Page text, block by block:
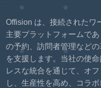
Offision は、接続されたワ
主要プラットフォームで
の予約、訪問者管理など
を支援します。当社の使
レスな統合を通じて、オ
し、生産性を高め、コラ